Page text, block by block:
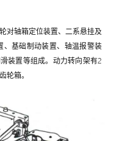
对轴箱定位装置、二系悬挂及
、基础制动装置、轴温报警装
装置等组成。动力转向架有2
轮箱。